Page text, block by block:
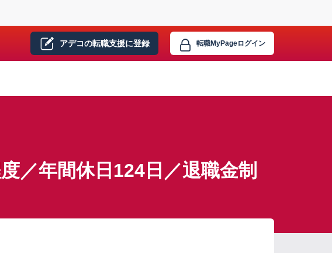
アデコの転職支援に登録 転職MyPageログイン
／年間休日124日／退職金制